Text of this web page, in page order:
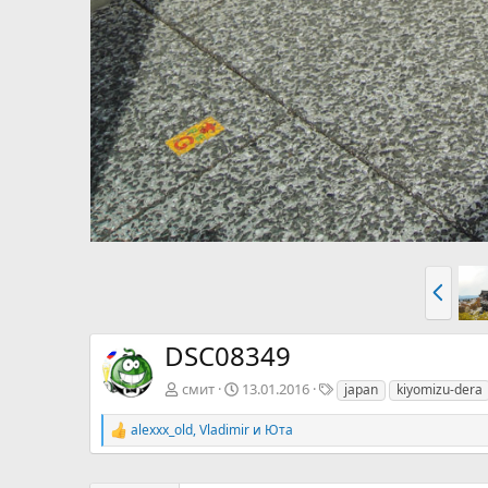
а
з
DSC08349
смит 13.01.2016
Т
е
и
japan kiyomizu-dera
Р
е
alexxx_old,Vladimir и Юта